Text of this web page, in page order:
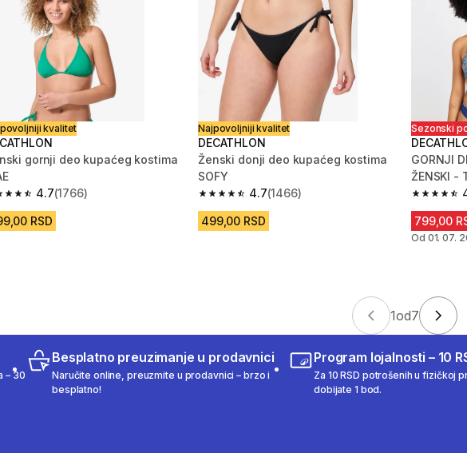
kvalitet
gornji deo kupaćeg kostima
4.7
od 5 zvezdica from 1766 Recenzije
(1766)
RSD
Najpovoljniji kvalitet
DECATHLON
Ženski donji deo kupaćeg kostima
SOFY
4.7
4.7 od 5 zvezdica from 1466 Recenzije
(1466)
499,00 RSD
Sezonski
GORNJI
ŽENSKI -
4.6 od 5
799,00
Od 01. 07.
1od7
– 30
Besplatno preuzimanje u prodavnici
Naručite online, preuzmite u prodavnici – brzo i
besplatno!
Program lojalnosti – 10
Za 10 RSD potrošenih u fizičkoj
dobijate 1 bod.